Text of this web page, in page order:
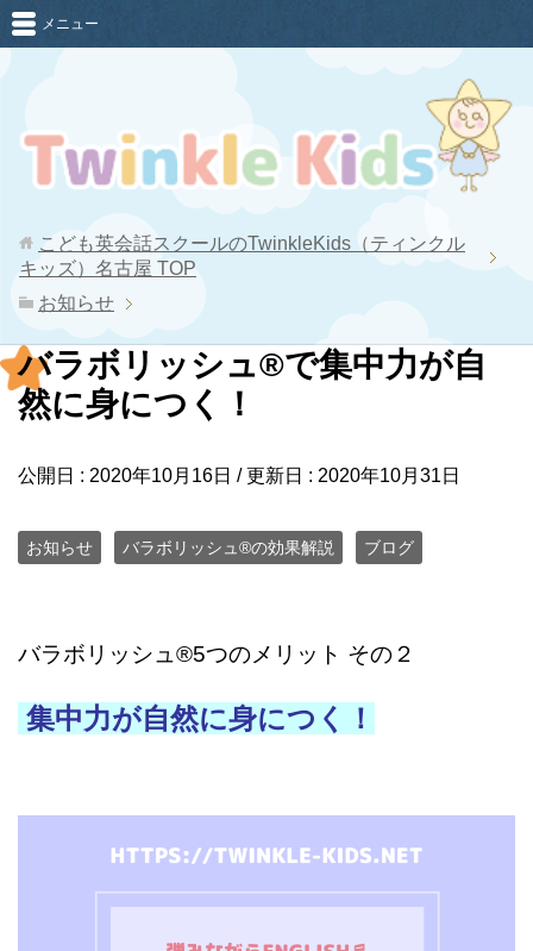
メニュー
こども英会話スクールのTwinkleKids（ティンクル
キッズ）名古屋 TOP
お知らせ
バラボリッシュ®で集中力が自
然に身につく！
公開日 : 2020年10月16日 / 更新日 : 2020年10月31日
お知らせ バラボリッシュ®の効果解説 ブログ
バラボリッシュ®5つのメリット その２
集中力が自然に身につく！